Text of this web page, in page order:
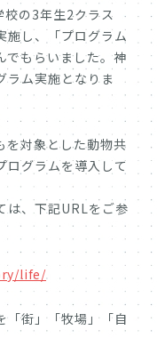
の3年生2クラス
施し、「プログラム
もらいました。神
ラム実施となりま
を対象とした動物共
ログラムを導入して
は、下記URLをご参
life/
「街」「牧場」「自